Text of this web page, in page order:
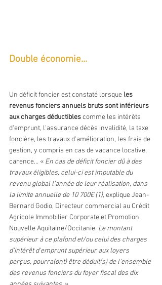
Double économie...
Un déficit foncier est constaté lorsque les
revenus fonciers annuels bruts sont inférieurs
aux charges déductibles comme les intérêts
d'emprunt, l'assurance décès invalidité, la taxe
foncière, les travaux d'amélioration, les frais de
gestion, y compris en cas de vacance locative,
carence… « En cas de déficit foncier dû à des
travaux éligibles, celui-ci est imputable du
revenu global l'année de leur réalisation, dans
la limite annuelle de 10 700€ (1), explique Jean-
Bernard Godio, Directeur commercial au Crédit
Agricole Immobilier Corporate et Promotion
Nouvelle Aquitaine/Occitanie. Le montant
supérieur à ce plafond et/ou celui des charges
d'intérêt d'emprunt supérieur aux loyers
perçus, pourra(ont) être déduit(s) de l'ensemble
des revenus fonciers du foyer fiscal des dix